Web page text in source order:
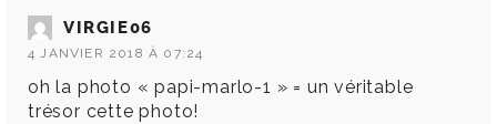
VIRGIE06
4 JANVIER 2018 À 07:24
oh la photo « papi-marlo-1 » = un véritable
trésor cette photo!